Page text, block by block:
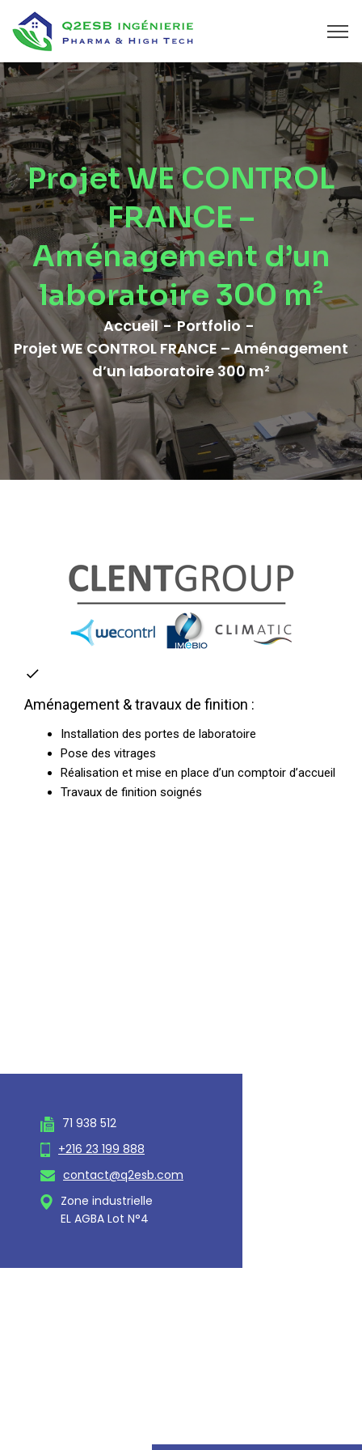
Projet WE CONTROL
FRANCE –
Aménagement d’un
laboratoire 300 m²
Accueil
Portfolio
Projet WE CONTROL FRANCE – Aménagement
d’un laboratoire 300 m²
Aménagement & travaux de finition :
Installation des portes de laboratoire
Pose des vitrages
Réalisation et mise en place d’un comptoir d’accueil
Travaux de finition soignés
71 938 512
+216 23 199 888
contact@q2esb.com
Zone industrielle
EL AGBA Lot N°4